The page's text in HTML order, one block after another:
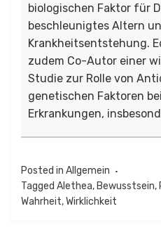
biologischen Faktor für
beschleunigtes Altern
Krankheitsentstehung.
zudem Co-Autor einer
Studie zur Rolle von
genetischen Faktoren
Erkrankungen,
Posted in Allgemein
Tagged Alethea, Bewusstsein,
Wahrheit,Wirklichkeit